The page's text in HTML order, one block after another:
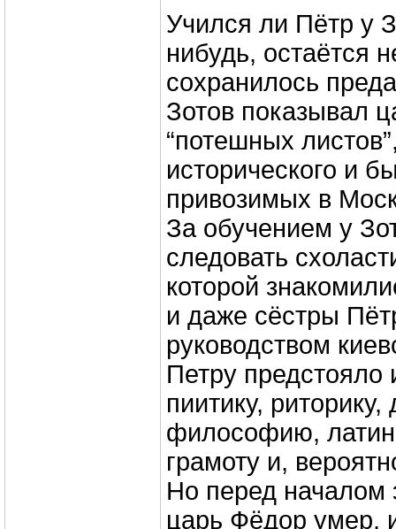
Учился ли Пётр у
нибудь, остаётся
сохранилось
Зотов показывал
“потешных
исторического и
привозимых в
За обучением у
следовать
которой
и даже сёстры
руководством
Петру предстояло
пиитику, риторику,
философию,
грамоту и,
Но перед началом
царь Фёдор умер,